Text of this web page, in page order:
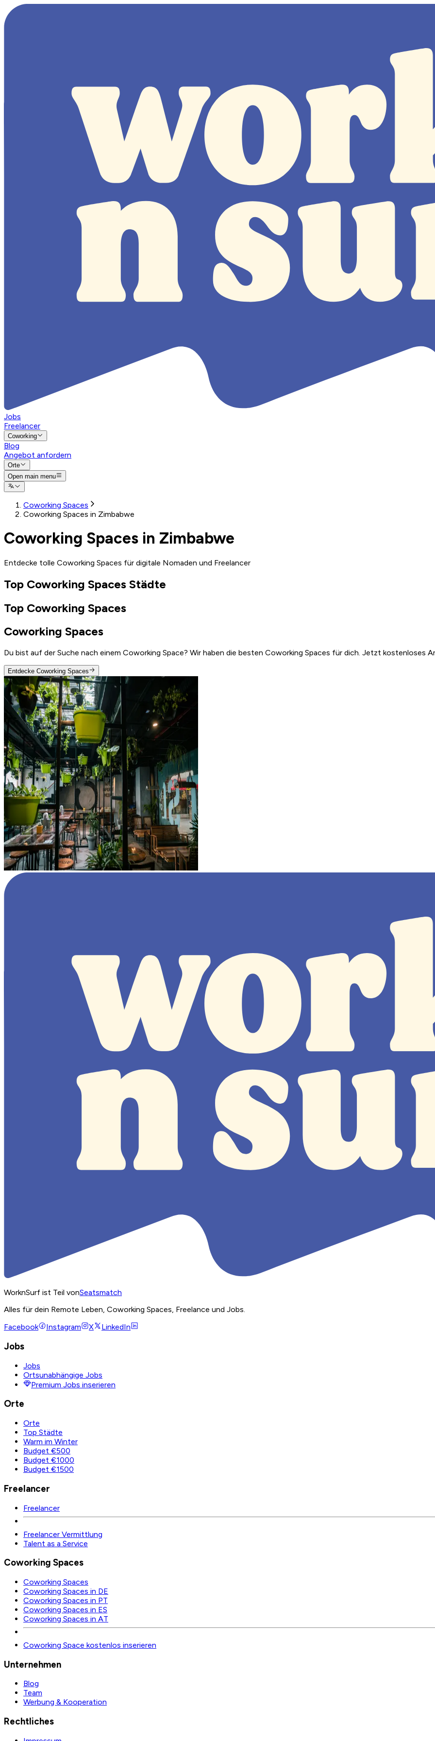
Jobs
Freelancer
Coworking
Blog
Angebot anfordern
Orte
Open main menu
Coworking Spaces
Coworking Spaces in Zimbabwe
Coworking Spaces in Zimbabwe
Entdecke tolle Coworking Spaces für digitale Nomaden und Freelancer
Top Coworking Spaces Städte
Top Coworking Spaces
Coworking Spaces
Du bist auf der Suche nach einem Coworking Space? Wir haben die besten Coworking Spaces für dich. Jetzt kostenloses
Entdecke Coworking Spaces
WorknSurf ist Teil vonSeatsmatch
Alles für dein Remote Leben, Coworking Spaces, Freelance und Jobs.
Facebook
Instagram X LinkedIn
Jobs
Jobs
Ortsunabhängige Jobs
Premium Jobs inserieren
Orte
Orte
Top Städte
Warm im Winter
Budget €500
Budget €1000
Budget €1500
Freelancer
Freelancer
Freelancer Vermittlung
Talent as a Service
Coworking Spaces
Coworking Spaces
Coworking Spaces in DE
Coworking Spaces in PT
Coworking Spaces in ES
Coworking Spaces in AT
Coworking Space kostenlos inserieren
Unternehmen
Blog
Team
Werbung & Kooperation
Rechtliches